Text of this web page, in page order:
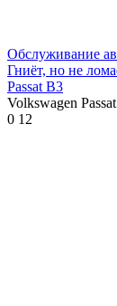
Обслуживание
Гниёт, но не
Passat B3
Volkswagen
0 12